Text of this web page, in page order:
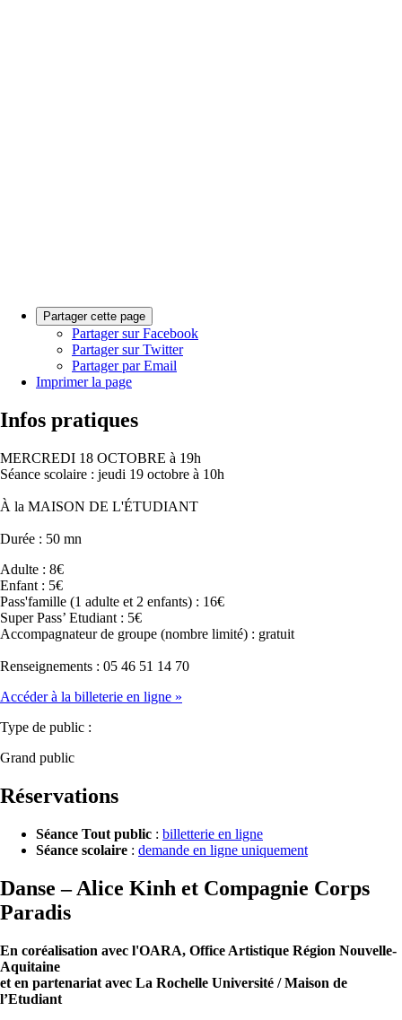
Partager cette page
Partager sur Facebook
Partager sur Twitter
Partager par Email
Imprimer la page
Infos pratiques
MERCREDI 18 OCTOBRE à 19h
Séance scolaire : jeudi 19 octobre à 10h
À la MAISON DE L'ÉTUDIANT
Durée : 50 mn
Adulte : 8€
Enfant : 5€
Pass'famille (1 adulte et 2 enfants) : 16€
Super Pass’ Etudiant : 5€
Accompagnateur de groupe (nombre limité) : gratuit
Renseignements : 05 46 51 14 70
Accéder à la billeterie en ligne »
Type de public :
Grand public
Réservations
Séance Tout public : billetterie en ligne
Séance scolaire : demande en ligne uniquement
Danse – Alice Kinh et Compagnie Corps
Paradis
En coréalisation avec l'OARA, Office Artistique Région Nouvelle-
Aquitaine
et en partenariat avec La Rochelle Université / Maison de
l’Etudiant